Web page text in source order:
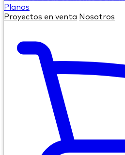
Planos
Proyectos en venta Nosotros